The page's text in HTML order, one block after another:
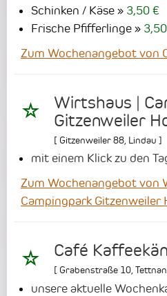
Schinken / Käse
3,50 €
Frische Pfifferlinge
Zum Wochenangebot von
Wirtshaus |
Gitzenweiler
[ Gitzenweiler 88 Lindau ]
mit einem Klick zu den
Zum Wochenangebot von
Campingpark Gitzenweiler
Café
[ Grabenstraße 10
unsere aktuelle